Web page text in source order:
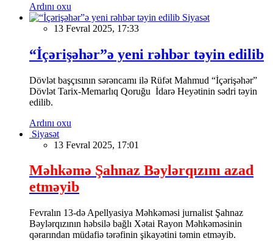
Ardını oxu
Siyasət
13 Fevral 2025, 17:33
“İçərişəhər”ə yeni rəhbər təyin edilib
Dövlət başçısının sərəncamı ilə Rüfət Mahmud “İçərişəhər”
Dövlət Tarix-Memarlıq Qoruğu İdarə Heyətinin sədri təyin
edilib.
Ardını oxu
Siyasət
13 Fevral 2025, 17:01
Məhkəmə Şahnaz Bəylərqızını azad
etməyib
Fevralın 13-də Apellyasiya Məhkəməsi jurnalist Şahnaz
Bəylərqızının həbsilə bağlı Xətai Rayon Məhkəməsinin
qərarından müdafiə tərəfinin şikayətini təmin etməyib.